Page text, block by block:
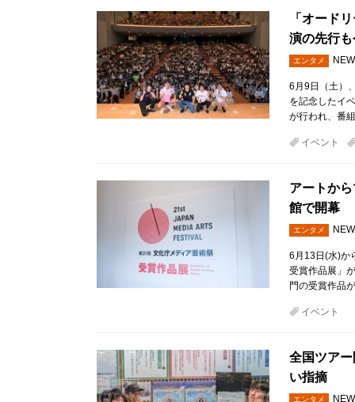
「オード
演の先行
エンタメ
6月9日（土）
を記念したイ
が行われ、番
イベント
アートか
館で開幕
エンタメ
6月13日(水)か
受賞作品展」
門の受賞作品
イベント
全国ツア
い指摘
エンタメ